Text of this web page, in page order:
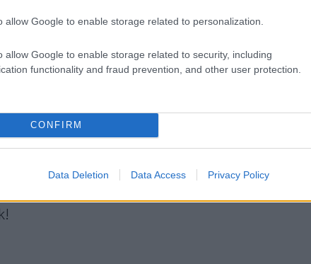
allow Google to enable storage related to personalization.
allow Google to enable storage related to security, including
functionality and fraud prevention, and other user protection.
CONFIRM
Data Deletion Data Access Privacy Policy
bikavér bor életmód április színes tippek horoszkóp
kos borozás